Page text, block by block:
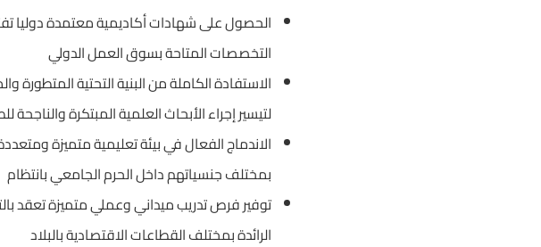
الحصول على شهادات أكاديمية معتمدة دوليا
التخصصات المتاحة بسوق العمل الدولي
الاستفادة الكاملة من البنية التحتية المتطورة
لتيسير إجراء الأبحاث العلمية المبتكرة والناجحة
الاندماج الفعال في بيئة تعليمية متميزة
بمختلف جنسياتهم داخل الحرم الجامعي بانتظام
توفير فرص تدريب ميداني وعملي متميزة تعقد
الرائدة بمختلف القطاعات الاقتصادية بالبلاد